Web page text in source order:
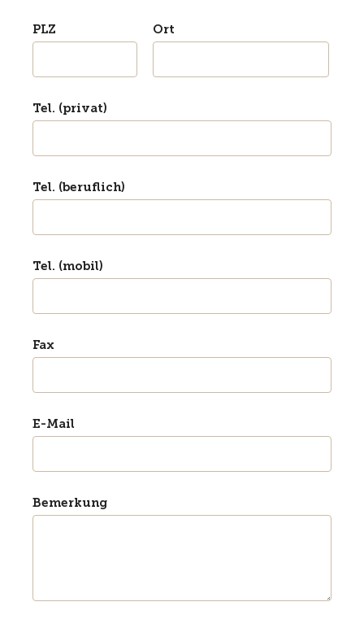
PLZ Ort
Tel. (privat)
Tel. (beruflich)
Tel. (mobil)
Fax
E-Mail
Bemerkung